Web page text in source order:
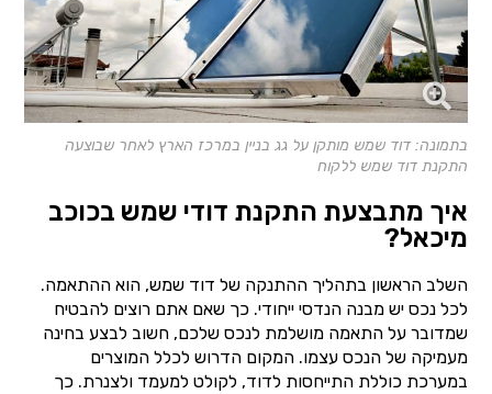
בתמונה: דוד שמש מותקן על גג בניין במרכז הארץ לאחר שבוצעה
התקנת דוד שמש ללקוח
איך מתבצעת התקנת דודי שמש בכוכב
מיכאל?
השלב הראשון בתהליך ההתנקה של דוד שמש, הוא ההתאמה.
לכל נכס יש מבנה הנדסי ייחודי. כך שאם אתם רוצים להבטיח
שמדובר על התאמה מושלמת לנכס שלכם, חשוב לבצע בחינה
מעמיקה של הנכס עצמו. המקום הדרוש לכלל המוצרים
במערכת כוללת התייחסות לדוד, לקולט למעמד ולצנרת. כך